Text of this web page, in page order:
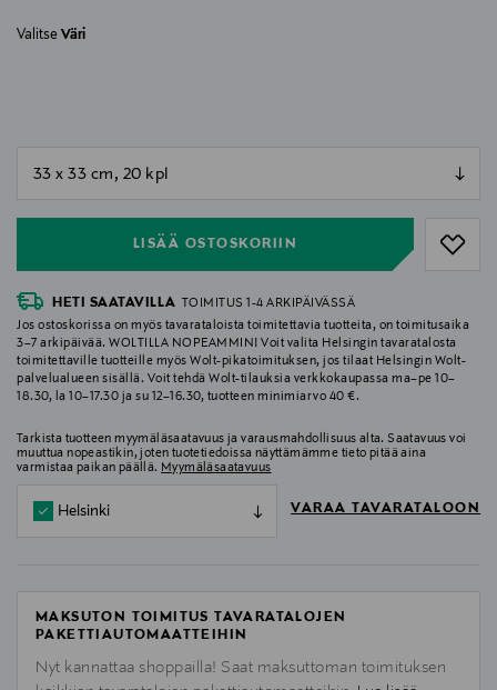
Valitse Väri
LISÄÄ OSTOSKORIIN
HETI SAATAVILLA
TOIMITUS 1-4 ARKIPÄIVÄSSÄ
Jos ostoskorissa on myös tavarataloista toimitettavia tuotteita, on toimitusaika
3–7 arkipäivää. WOLTILLA NOPEAMMIN! Voit valita Helsingin tavaratalosta
toimitettaville tuotteille myös Wolt-pikatoimituksen, jos tilaat Helsingin Wolt-
palvelualueen sisällä. Voit tehdä Wolt-tilauksia verkkokaupassa ma–pe 10–
18.30, la 10–17.30 ja su 12–16.30, tuotteen minimiarvo 40 €.
Tarkista tuotteen myymäläsaatavuus ja varausmahdollisuus alta. Saatavuus voi
muuttua nopeastikin, joten tuotetiedoissa näyttämämme tieto pitää aina
varmistaa paikan päällä. Myymäläsaatavuus
Helsinki VARAA TAVARATALOON
MAKSUTON TOIMITUS TAVARATALOJEN
PAKETTIAUTOMAATTEIHIN
Nyt kannattaa shoppailla! Saat maksuttoman toimituksen